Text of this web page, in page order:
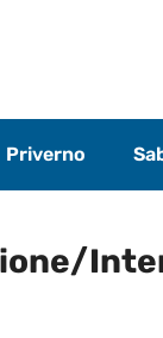
Priverno